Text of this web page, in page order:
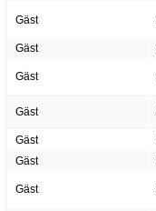
Gäst
Gäst
Gäst
Gäst
Gäst
Gäst
Gäst